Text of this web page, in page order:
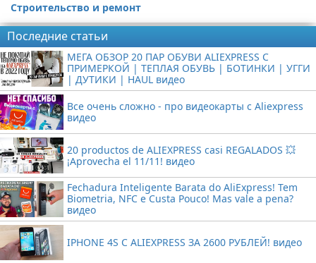
Строительство и ремонт
Последние статьи
МЕГА ОБЗОР 20 ПАР ОБУВИ ALIEXPRESS С
ПРИМЕРКОЙ | ТЕПЛАЯ ОБУВЬ | БОТИНКИ | УГГИ
| ДУТИКИ | HAUL видео
Все очень сложно - про видеокарты с Aliexpress
видео
20 productos de ALIEXPRESS casi REGALADOS 💥
¡Aprovecha el 11/11! видео
Fechadura Inteligente Barata do AliExpress! Tem
Biometria, NFC e Custa Pouco! Mas vale a pena?
видео
IPHONE 4S С ALIEXPRESS ЗА 2600 РУБЛЕЙ! видео